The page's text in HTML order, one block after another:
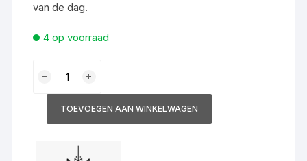
van de dag.
4 op voorraad
Naturals
TOEVOEGEN AAN WINKELWAGEN